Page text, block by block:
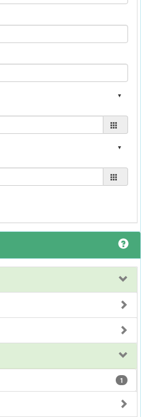
1